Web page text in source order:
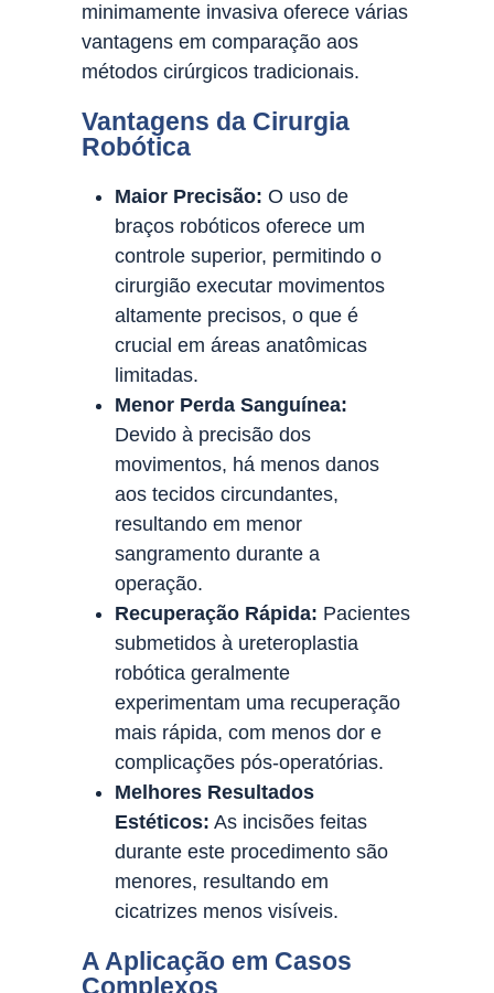
minimamente invasiva oferece várias
vantagens em comparação aos
métodos cirúrgicos tradicionais.
Vantagens da Cirurgia
Robótica
Maior Precisão: O uso de
braços robóticos oferece um
controle superior, permitindo o
cirurgião executar movimentos
altamente precisos, o que é
crucial em áreas anatômicas
limitadas.
Menor Perda Sanguínea:
Devido à precisão dos
movimentos, há menos danos
aos tecidos circundantes,
resultando em menor
sangramento durante a
operação.
Recuperação Rápida: Pacientes
submetidos à ureteroplastia
robótica geralmente
experimentam uma recuperação
mais rápida, com menos dor e
complicações pós-operatórias.
Melhores Resultados
Estéticos: As incisões feitas
durante este procedimento são
menores, resultando em
cicatrizes menos visíveis.
A Aplicação em Casos
Complexos